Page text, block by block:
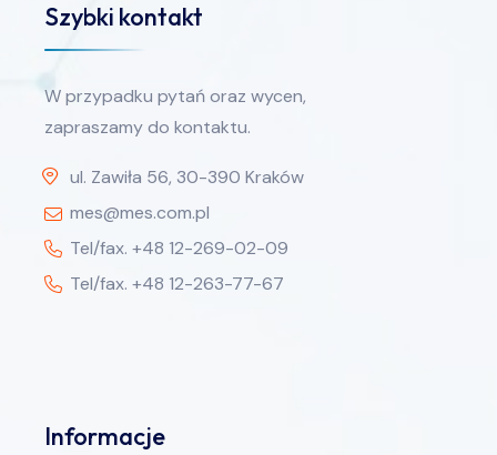
Szybki kontakt
W przypadku pytań oraz wycen,
zapraszamy do kontaktu.
ul. Zawiła 56, 30-390 Kraków
mes@mes.com.pl
Tel/fax. +48 12-269-02-09
Tel/fax. +48 12-263-77-67
Informacje